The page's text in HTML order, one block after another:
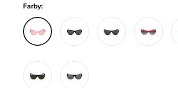
Farby: